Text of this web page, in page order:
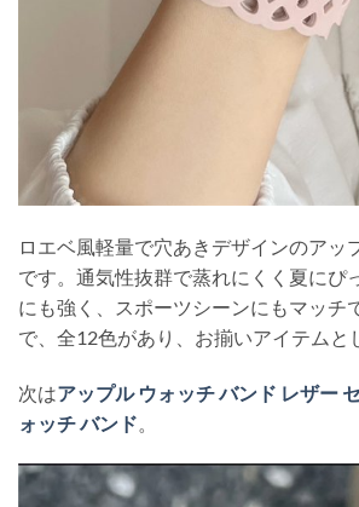
ロエベ風軽量で穴あきデザインのアッ
です。通気性抜群で蒸れにくく夏にぴ
にも強く、スポーツシーンにもマッチ
で、全12色があり、お揃いアイテムと
次はアップル ウォッチ バンド レザー
ォッチ バンド